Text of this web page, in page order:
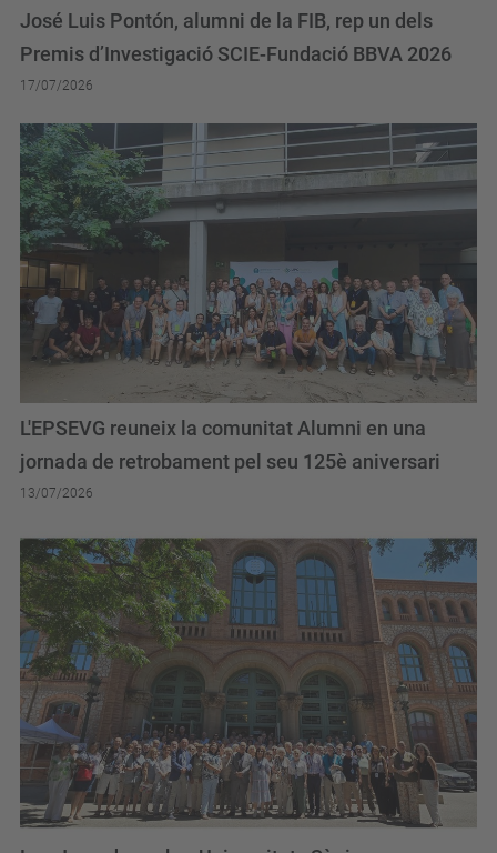
José Luis Pontón, alumni de la FIB, rep un dels
Premis d’Investigació SCIE-Fundació BBVA 2026
17/07/2026
L'EPSEVG reuneix la comunitat Alumni en una
jornada de retrobament pel seu 125è aniversari
13/07/2026